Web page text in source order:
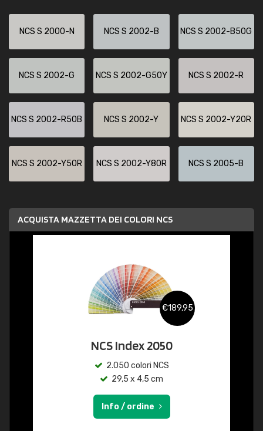
NCS S 2000-N NCS S 2002-B NCS S 2002-B50G
NCS S 2002-G NCS S 2002-G50Y NCS S 2002-R
NCS S 2002-R50B NCS S 2002-Y NCS S 2002-Y20R
NCS S 2002-Y50R NCS S 2002-Y80R NCS S 2005-B
ACQUISTA MAZZETTA DEI COLORI NCS
€189,95
NCS Index 2050
2.050 colori NCS
29,5 x 4,5 cm
Info / ordine